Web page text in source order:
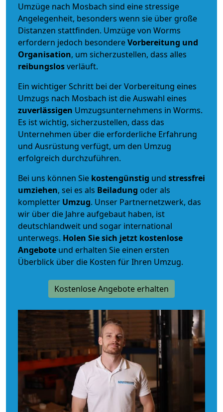
Umzüge nach Mosbach sind eine stressige
Angelegenheit, besonders wenn sie über große
Distanzen stattfinden. Umzüge von Worms
erfordern jedoch besondereVorbereitung und
Organisation, um sicherzustellen, dass alles
reibungslosverläuft.
Ein wichtiger Schritt bei der Vorbereitung eines
Umzugs nach Mosbach ist die Auswahl eines
zuverlässigen Umzugsunternehmens in Worms.
Es ist wichtig, sicherzustellen, dass das
Unternehmen über die erforderliche Erfahrung
und Ausrüstung verfügt, um den Umzug
erfolgreich durchzuführen.
Bei uns können Sie kostengünstig und stressfrei
umziehen, sei es als Beiladung oder als
kompletter Umzug. Unser Partnernetzwerk, das
wir über die Jahre aufgebaut haben, ist
deutschlandweit und sogar international
unterwegs. Holen Sie sich jetzt kostenlose
Angebote und erhalten Sie einen ersten
Überblick über die Kosten für Ihren Umzug.
Kostenlose Angebote erhalten